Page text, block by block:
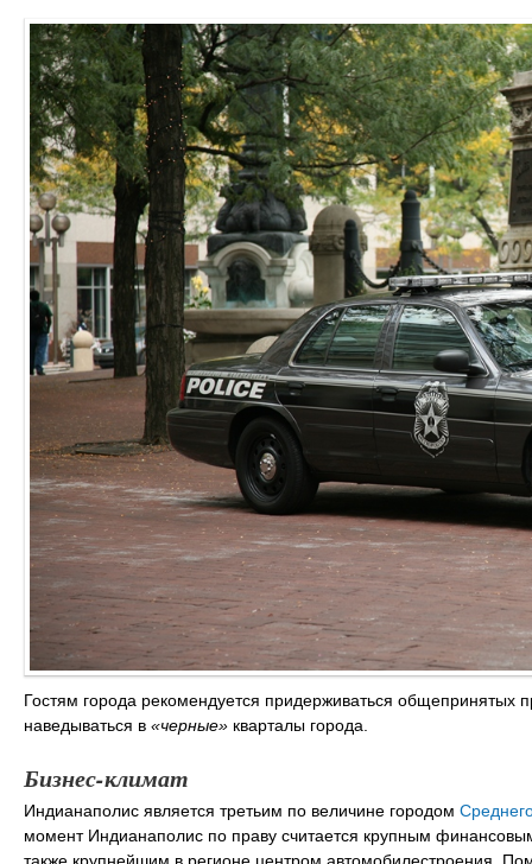
Гостям города рекомендуется придерживаться общепринятых
наведываться в «черные» кварталы города.
Бизнес-климат
Индианаполис является третьим по величине городом
момент Индианаполис по праву считается крупным